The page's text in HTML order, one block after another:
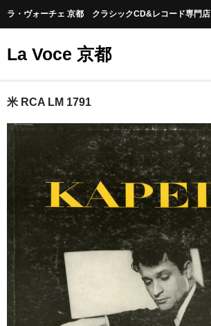
ラ・ヴォーチェ 京都 クラシックCD&レコード専門店
La Voce 京都
CATALOG LP
New arrival
交響曲・管弦楽曲
協奏曲
室内楽曲
器楽曲
声楽曲
合唱
米 RCA LM 1791